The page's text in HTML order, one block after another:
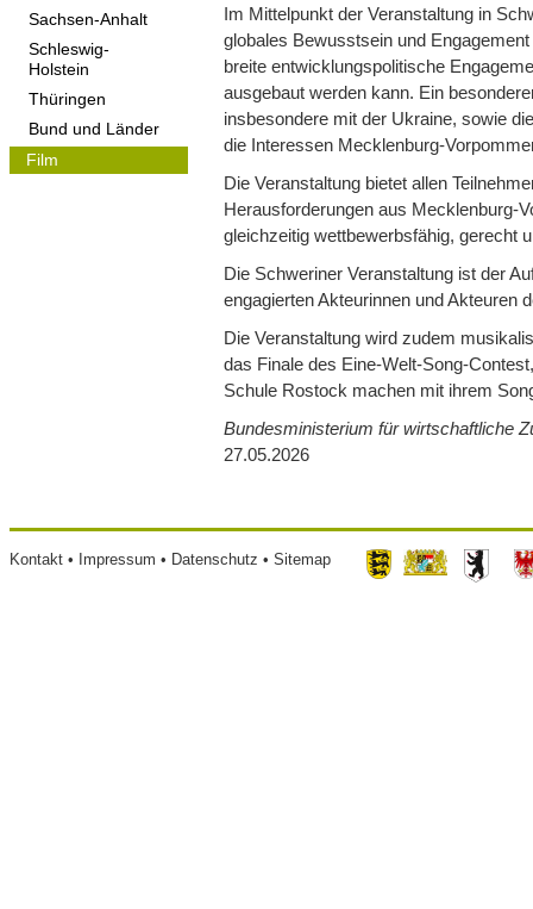
Sachsen-Anhalt
Schleswig-
Holstein
Thüringen
Bund und Länder
Film
Im Mittelpunkt der Veranstaltung in
globales Bewusstsein und
breite entwicklungspolitische
ausgebaut werden kann. Ein
insbesondere mit der Ukraine, sowie
die Interessen Mecklenburg-
Die Veranstaltung bietet allen
Herausforderungen aus Mecklenburg-
gleichzeitig wettbewerbsfähig, gerecht
Die Schweriner Veranstaltung ist der
engagierten Akteurinnen und Akteuren
Die Veranstaltung wird zudem
das Finale des Eine-Welt-Song-Contest
Schule Rostock machen mit ihrem
Bundesministerium für wirtschaftliche
27.05.2026
Footer
Kontakt Impressum Datenschutz Sitemap